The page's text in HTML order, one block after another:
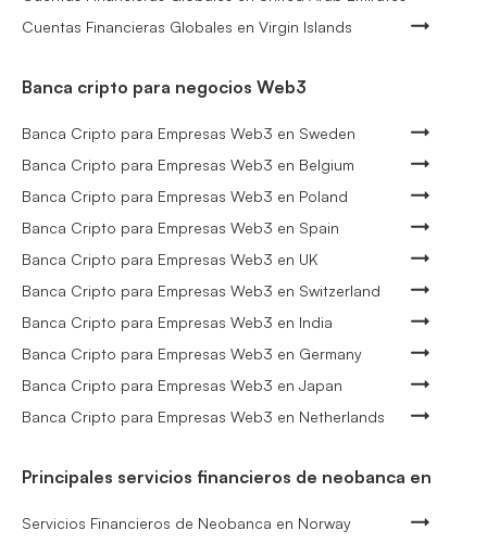
Cuentas Financieras Globales en Virgin Islands
Banca cripto para negocios Web3
Banca Cripto para Empresas Web3 en Sweden
Banca Cripto para Empresas Web3 en Belgium
Banca Cripto para Empresas Web3 en Poland
Banca Cripto para Empresas Web3 en Spain
Banca Cripto para Empresas Web3 en UK
Banca Cripto para Empresas Web3 en Switzerland
Banca Cripto para Empresas Web3 en India
Banca Cripto para Empresas Web3 en Germany
Banca Cripto para Empresas Web3 en Japan
Banca Cripto para Empresas Web3 en Netherlands
Principales servicios financieros de neobanca en
Servicios Financieros de Neobanca en Norway